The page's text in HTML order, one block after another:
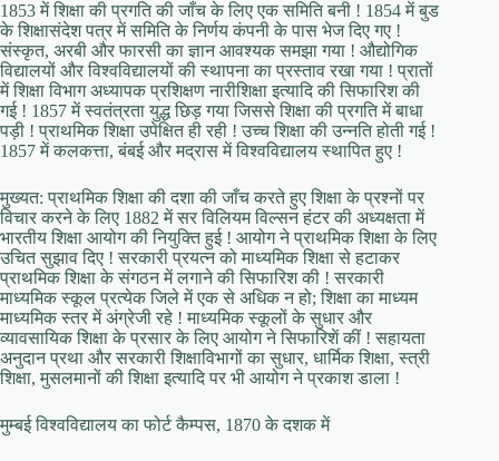
1853 में शिक्षा की प्रगति की जाँच के लिए एक समिति बनी ! 1854 में बुड
के शिक्षासंदेश पत्र में समिति के निर्णय कंपनी के पास भेज दिए गए !
संस्कृत, अरबी और फारसी का ज्ञान आवश्यक समझा गया ! औद्योगिक
विद्यालयों और विश्वविद्यालयों की स्थापना का प्रस्ताव रखा गया ! प्रातों
में शिक्षा विभाग अध्यापक प्रशिक्षण नारीशिक्षा इत्यादि की सिफारिश की
गई ! 1857 में स्वतंत्रता युद्ध छिड़ गया जिससे शिक्षा की प्रगति में बाधा
पड़ी ! प्राथमिक शिक्षा उपेक्षित ही रही ! उच्च शिक्षा की उन्नति होती गई !
1857 में कलकत्ता, बंबई और मद्रास में विश्वविद्यालय स्थापित हुए !
मुख्यत: प्राथमिक शिक्षा की दशा की जाँच करते हुए शिक्षा के प्रश्नों पर
विचार करने के लिए 1882 में सर विलियम विल्सन हंटर की अध्यक्षता में
भारतीय शिक्षा आयोग की नियुक्ति हुई ! आयोग ने प्राथमिक शिक्षा के लिए
उचित सुझाव दिए ! सरकारी प्रयत्न को माध्यमिक शिक्षा से हटाकर
प्राथमिक शिक्षा के संगठन में लगाने की सिफारिश की ! सरकारी
माध्यमिक स्कूल प्रत्येक जिले में एक से अधिक न हो; शिक्षा का माध्यम
माध्यमिक स्तर में अंग्रेजी रहे ! माध्यमिक स्कूलों के सुधार और
व्यावसायिक शिक्षा के प्रसार के लिए आयोग ने सिफारिशें कीं ! सहायता
अनुदान प्रथा और सरकारी शिक्षाविभागों का सुधार, धार्मिक शिक्षा, स्त्री
शिक्षा, मुसलमानों की शिक्षा इत्यादि पर भी आयोग ने प्रकाश डाला !
मुम्बई विश्वविद्यालय का फोर्ट कैम्पस, 1870 के दशक में